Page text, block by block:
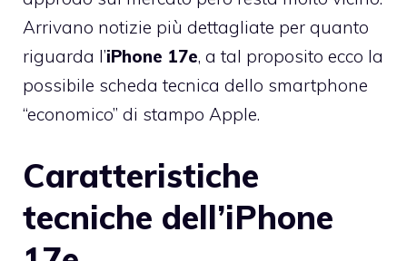
Arrivano notizie più dettagliate per quanto
riguarda l’iPhone 17e, a tal proposito ecco la
possibile scheda tecnica dello smartphone
“economico” di stampo Apple.
Caratteristiche
tecniche dell’iPhone